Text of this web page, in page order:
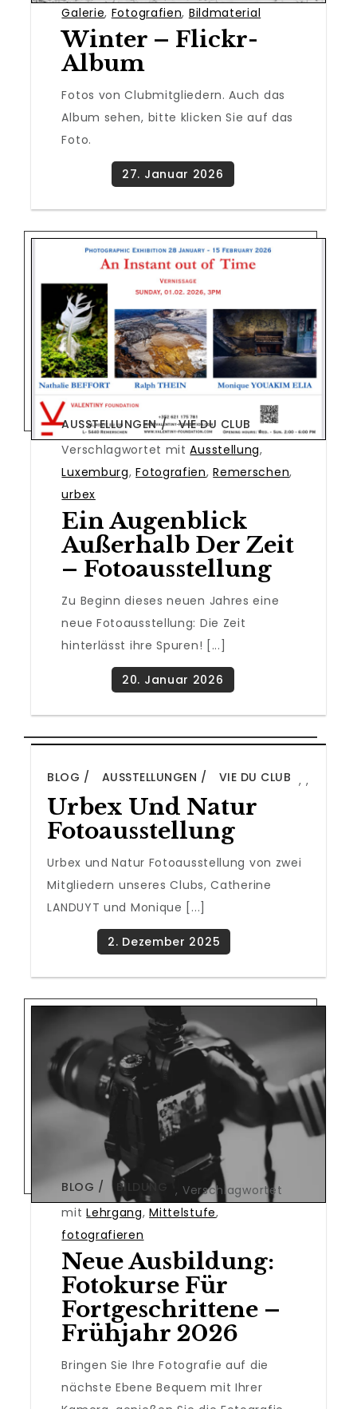
Galerie, Fotografien, Bildmaterial
Winter – Flickr-
Album
Fotos von Clubmitgliedern. Auch das
Album sehen, bitte klicken Sie auf das
Foto.
AUSSTELLUNGEN ,
VIE DU CLUB
Verschlagwortet mitAusstellung,
Luxemburg,Fotografien,Remerschen,
urbex
Ein Augenblick
Außerhalb Der Zeit
– Fotoausstellung
Zu Beginn dieses neuen Jahres eine
neue Fotoausstellung: Die Zeit
hinterlässt ihre Spuren! [...]
BLOG ,
AUSSTELLUNGEN ,
VIE DU CLUB
Urbex Und Natur
Fotoausstellung
Urbex und Natur Fotoausstellung von zwei
Mitgliedern unseres Clubs, Catherine
LANDUYT und Monique [...]
BLOG ,
BILDUNG
Verschlagwortet
mitLehrgang,Mittelstufe,
fotografieren
Neue Ausbildung:
Fotokurse Für
Fortgeschrittene –
Frühjahr 2026
Bringen Sie Ihre Fotografie auf die
nächste Ebene Bequem mit Ihrer